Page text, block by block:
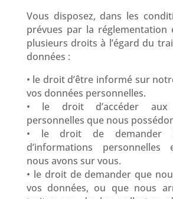
Vous disposez, dans les
prévues par la réglementation
plusieurs droits à l’égard du
données :
• le droit d’être informé sur
vos données personnelles.
• le droit d’accéder aux
personnelles que nous
• le droit de demander
d’informations personnelles
nous avons sur vous.
• le droit de demander que
vos données, ou que nous